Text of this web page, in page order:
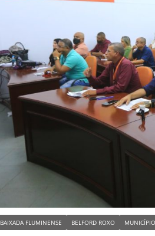
BAIXADA FLUMINENSE BELFORD ROXO